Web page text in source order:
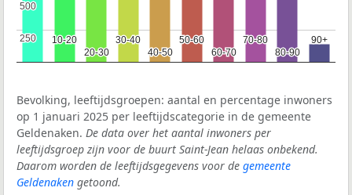
10-20
10-20
20-30
20-30
30-40
30-40
40-50
40-50
50-60
50-60
60-70
60-70
70-80
70-80
80-90
80-90
90+
90+
250
250
500
500
Bevolking, leeftijdsgroepen: aantal en percentage inwoners
op 1 januari 2025 per leeftijdscategorie in de gemeente
Geldenaken. De data over het aantal inwoners per
leeftijdsgroep zijn voor de buurt Saint-Jean helaas onbekend.
Daarom worden de leeftijdsgegevens voor de gemeente
Geldenaken getoond.